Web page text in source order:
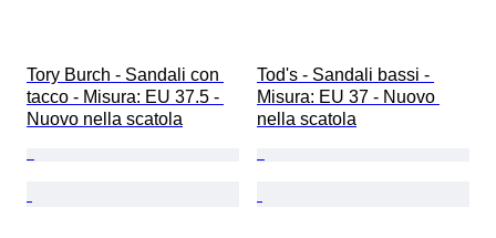
Tory Burch - Sandali con
tacco - Misura: EU 37.5 -
Nuovo nella scatola
Tod's - Sandali bassi -
Misura: EU 37 - Nuovo
nella scatola